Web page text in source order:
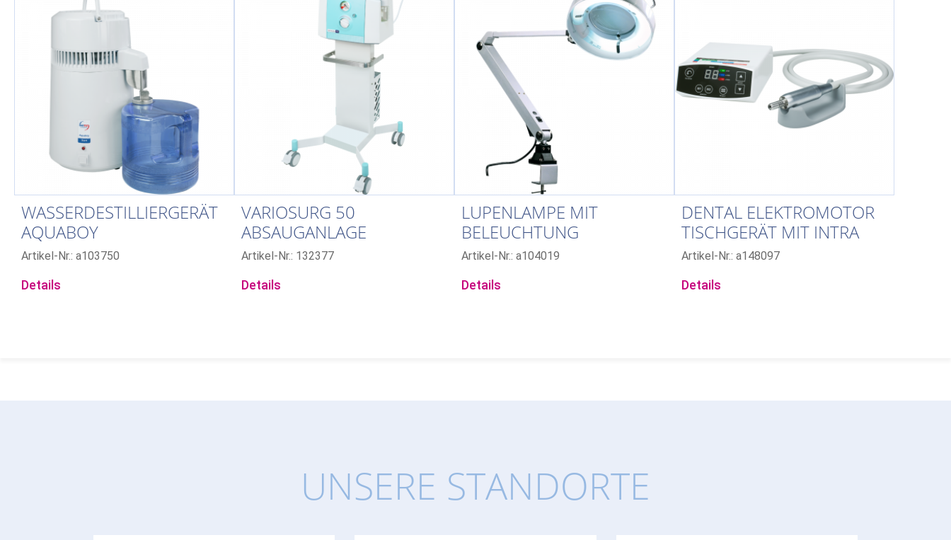
WASSERDESTILLIERGERÄT
AQUABOY
Artikel-Nr.: a103750
Details
VARIOSURG 50
ABSAUGANLAGE
Artikel-Nr.: 132377
Details
LUPENLAMPE MIT
BELEUCHTUNG
Artikel-Nr.: a104019
Details
DENTAL ELEKTROMOTOR
TISCHGERÄT MIT INTRA
KUPPLUNG
Artikel-Nr.: a148097
Details
UNSERE STANDORTE